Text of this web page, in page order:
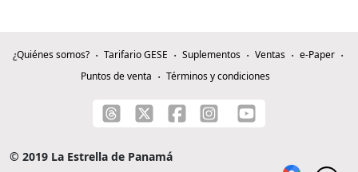
¿Quiénes somos? Tarifario GESE Suplementos Ventas
e-Paper
Puntos de venta
Términos y condiciones
© 2019 La Estrella de Panamá